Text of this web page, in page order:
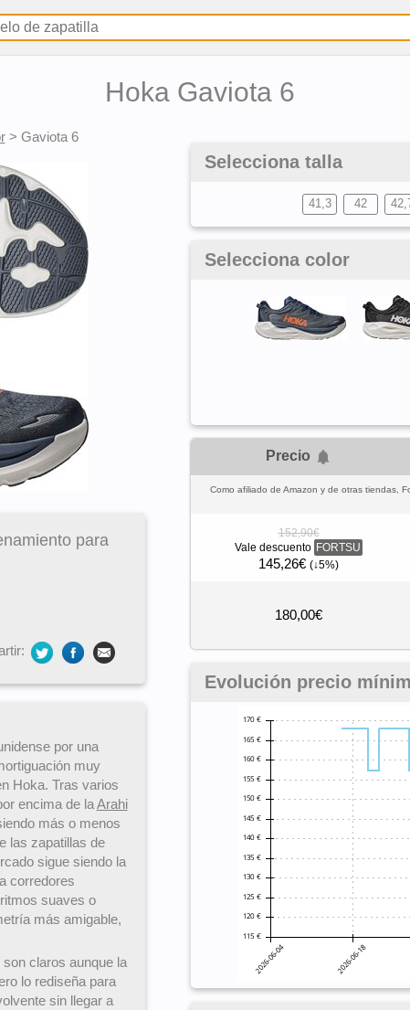
Hoka Gaviota 6
> Gaviota 6
para
por una
muy
Hoka. Tras varios
encima de laArahi
más o menos
las zapatillas de
sigue siendo la
corredores
suaves o
más amigable,
claros aunque la
lo rediseña para
sin llegar a
Selecciona talla
41,3 42
Selecciona color
Precio
Como afiliado de Amazon y de otras tiendas,
152,90€
Vale descuento FORTSU
145,26€ (↓5%)
180,00€
Evolución precio